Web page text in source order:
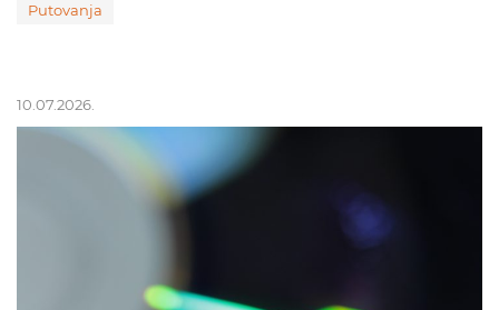
Putovanja
10.07.2026.